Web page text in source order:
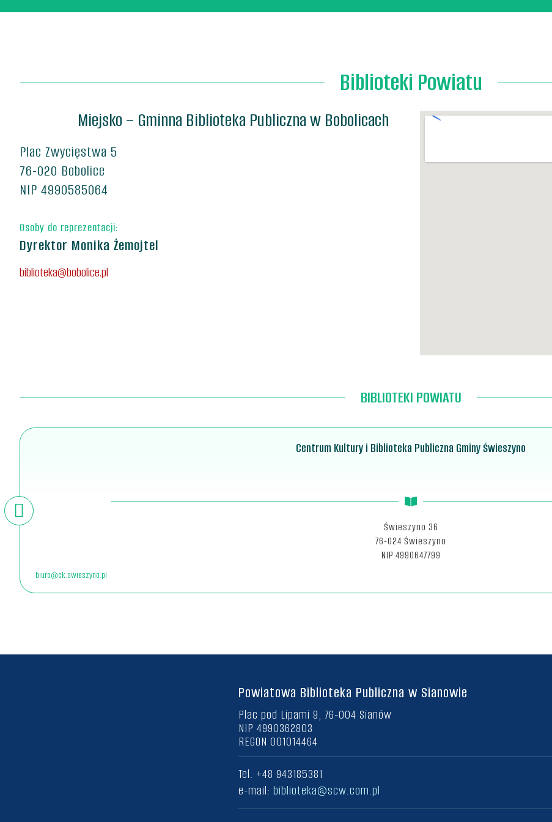
Biblioteki Powiatu
Miejsko – Gminna Biblioteka Publiczna w Bobolicach
Plac Zwycięstwa 5
76-020 Bobolice
NIP 4990585064
Osoby do reprezentacji:
Dyrektor Monika Żemojtel
biblioteka@bobolice.pl
BIBLIOTEKI POWIATU
Centrum Kultury i Biblioteka Publiczna Gminy Świeszyno
Świeszyno 36
76-024 Świeszyno
NIP 4990647799
biuro@ck.swieszyno.pl
Powiatowa Biblioteka Publiczna w Sianowie
Plac pod Lipami 9, 76-004 Sianów
NIP 4990362803
REGON 001014464
Tel. +48 943185381
e-mail: biblioteka@scw.com.pl